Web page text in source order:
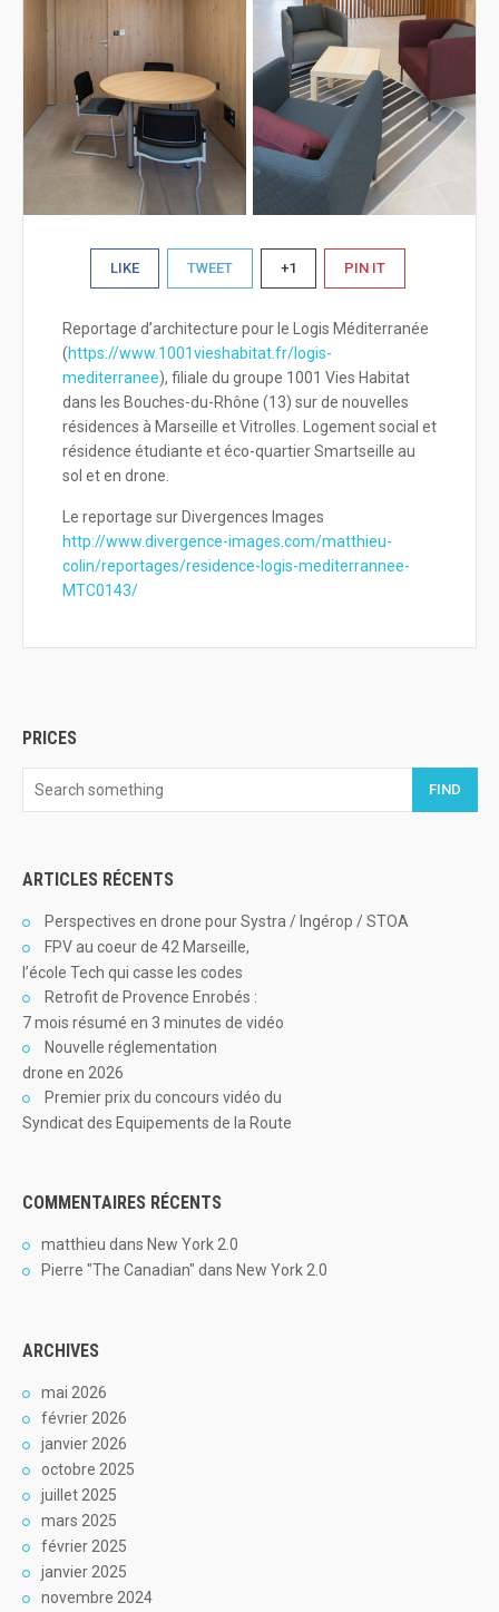
LIKE TWEET +1 PIN IT
Reportage d’architecture pour le Logis Méditerranée
(https://www.1001vieshabitat.fr/logis-
mediterranee), filiale du groupe 1001 Vies Habitat
dans les Bouches-du-Rhône (13) sur de nouvelles
résidences à Marseille et Vitrolles. Logement social et
résidence étudiante et éco-quartier Smartseille au
sol et en drone.
Le reportage sur Divergences Images
http://www.divergence-images.com/matthieu-
colin/reportages/residence-logis-mediterrannee-
MTC0143/
PRICES
FIND
ARTICLES RÉCENTS
Perspectives en drone pour Systra / Ingérop / STOA
FPV au coeur de 42 Marseille,
l’école Tech qui casse les codes
Retrofit de Provence Enrobés :
7 mois résumé en 3 minutes de vidéo
Nouvelle réglementation
drone en 2026
Premier prix du concours vidéo du
Syndicat des Equipements de la Route
COMMENTAIRES RÉCENTS
matthieu dans New York 2.0
Pierre "The Canadian" dans New York 2.0
ARCHIVES
mai 2026
février 2026
janvier 2026
octobre 2025
juillet 2025
mars 2025
février 2025
janvier 2025
novembre 2024